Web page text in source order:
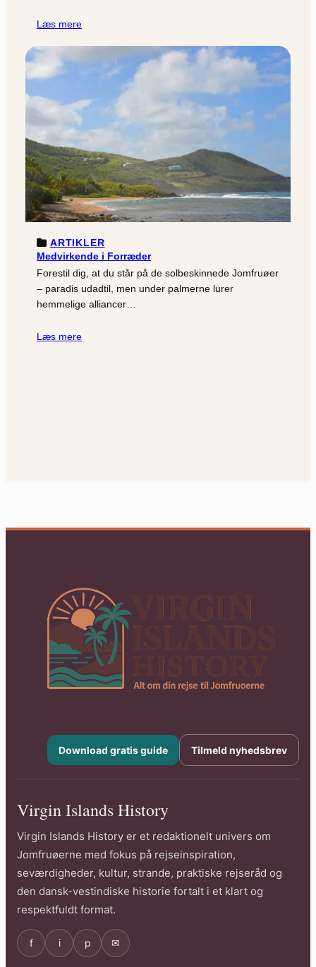
Læs mere
ARTIKLER
Medvirkende i Forræder
Forestil dig, at du står på de solbeskinnede Jomfruøer
– paradis udadtil, men under palmerne lurer
hemmelige alliancer…
Læs mere
Download gratis guide Tilmeld nyhedsbrev
Virgin Islands History
Virgin Islands History er et redaktionelt univers om
Jomfruøerne med fokus på rejseinspiration,
seværdigheder, kultur, strande, praktiske rejseråd og
den dansk-vestindiske historie fortalt i et klart og
respektfuldt format.
f i p ✉